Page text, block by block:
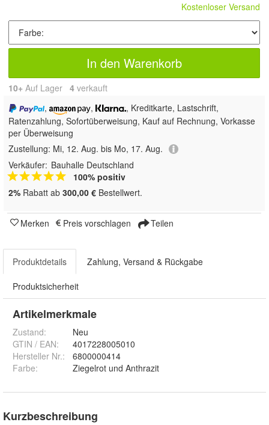
Kostenloser Versand
In den Warenkorb
10+ Auf Lager 4 verkauft
,
,
, Kreditkarte, Lastschrift,
Ratenzahlung, Sofortüberweisung, Kauf auf Rechnung, Vorkasse
per Überweisung
Zustellung: Mi, 12. Aug. bis Mo, 17. Aug.
Verkäufer: Bauhalle Deutschland
100% positiv
2% Rabatt ab 300,00 € Bestellwert.
Merken Preis vorschlagen Teilen
Produktdetails Zahlung, Versand & Rückgabe
Produktsicherheit
Artikelmerkmale
Zustand:
Neu
GTIN / EAN:
4017228005010
Hersteller Nr.:
6800000414
Farbe: Ziegelrot und Anthrazit
Kurzbeschreibung